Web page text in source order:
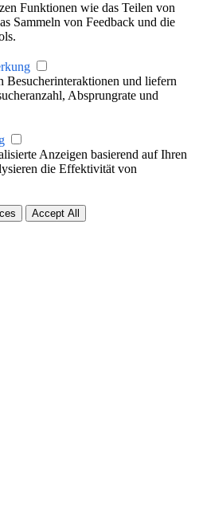
Funktionen wie das Teilen von
Sammeln von Feedback und die
und liefern
Absprungrate und
Anzeigen basierend auf Ihren
die Effektivität von
Accept All